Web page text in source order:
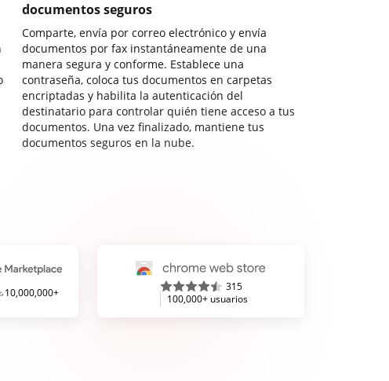
documentos seguros
Comparte, envía por correo electrónico y envía
documentos por fax instantáneamente de una
manera segura y conforme. Establece una
contraseña, coloca tus documentos en carpetas
encriptadas y habilita la autenticación del
destinatario para controlar quién tiene acceso a tus
documentos. Una vez finalizado, mantiene tus
documentos seguros en la nube.
10,000,000+
315
100,000+ usuarios